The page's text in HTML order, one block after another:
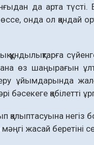
да арта түсті.
онда ол қандай
құндылықтарға
өз шаңырағын
ұйымдарында
бәсекеге қабілетті
негіз
жасай беретіні